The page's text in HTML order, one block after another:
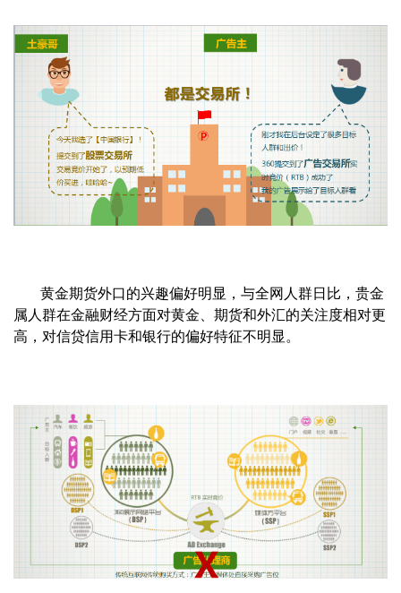
黄金期货外口的兴趣偏好明显，与全网人群日比，贵金
属人群在金融财经方面对黄金、期货和外汇的关注度相对更
高，对信贷信用卡和银行的偏好特征不明显。